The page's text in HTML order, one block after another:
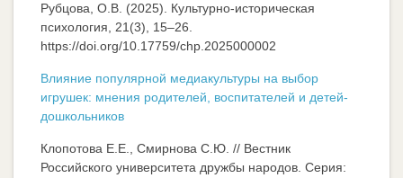
Рубцова, О.В. (2025). Культурно-историческая
психология, 21(3), 15–26.
https://doi.org/10.17759/chp.2025000002
Влияние популярной медиакультуры на выбор
игрушек: мнения родителей, воспитателей и детей-
дошкольников
Клопотова Е.Е., Смирнова С.Ю. // Вестник
Российского университета дружбы народов. Серия: